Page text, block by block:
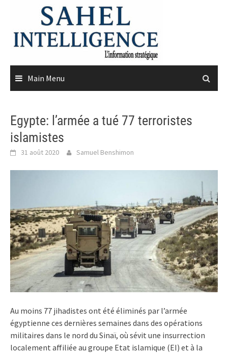
content
Main Menu
Egypte: l’armée a tué 77 terroristes
islamistes
31 août 2020 Samuel Benshimon
Au moins 77 jihadistes ont été éliminés par l’armée
égyptienne ces dernières semaines dans des opérations
militaires dans le nord du Sinaï, où sévit une insurrection
localement affiliée au groupe Etat islamique (EI) et à la